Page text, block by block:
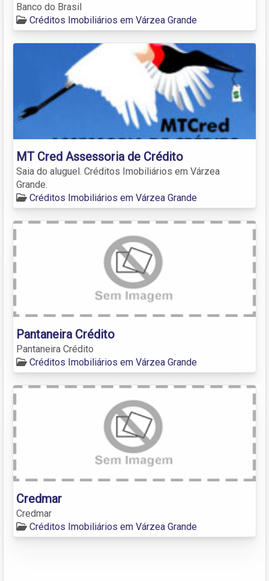
Banco do Brasil
Créditos Imobiliários em Várzea Grande
MT Cred Assessoria de Crédito
Saia do aluguel. Créditos Imobiliários em Várzea
Grande.
Créditos Imobiliários em Várzea Grande
Pantaneira Crédito
Pantaneira Crédito
Créditos Imobiliários em Várzea Grande
Credmar
Credmar
Créditos Imobiliários em Várzea Grande